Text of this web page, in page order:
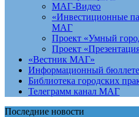
МАГ-Видео
«Инвестиционные
МАГ
Проект «Умный
Проект
«Вестник МАГ»
Информационный
Библиотека городских
Телеграмм канал МАГ
Последние новости